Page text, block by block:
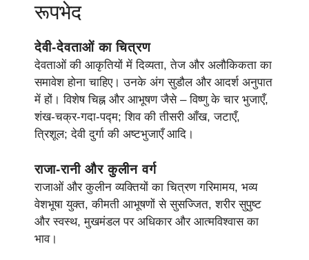
रूपभेद
देवी-देवताओं का चित्रण
देवताओं की आकृतियों में दिव्यता, तेज और अलौकिकता का
समावेश होना चाहिए। उनके अंग सुडौल और आदर्श अनुपात
में हों। विशेष चिह्न और आभूषण जैसे – विष्णु के चार भुजाएँ,
शंख-चक्र-गदा-पद्म; शिव की तीसरी आँख, जटाएँ,
त्रिशूल; देवी दुर्गा की अष्टभुजाएँ आदि।
राजा-रानी और कुलीन वर्ग
राजाओं और कुलीन व्यक्तियों का चित्रण गरिमामय, भव्य
वेशभूषा युक्त, कीमती आभूषणों से सुसज्जित, शरीर सुपुष्ट
और स्वस्थ, मुखमंडल पर अधिकार और आत्मविश्वास का
भाव।